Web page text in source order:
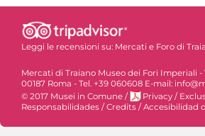
Leggi le recensioni su: Mercati e Foro di
Mercati di Traiano Museo dei Fori Imperiali -
00187 Roma - Tel. +39 060608 E-mail:
© 2017 Musei in Comune / Privacy /
Responsabilidades / Credits / Accesibilidad